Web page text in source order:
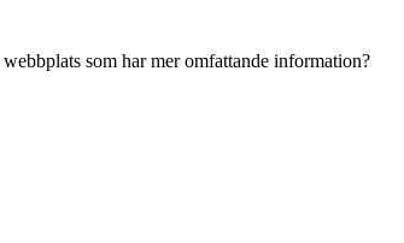
som har mer omfattande information?